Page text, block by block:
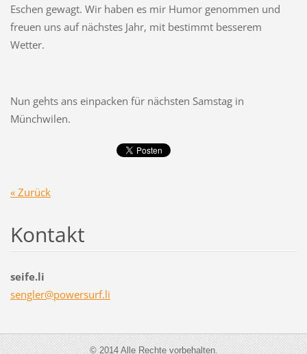
Eschen gewagt. Wir haben es mir Humor genommen und
freuen uns auf nächstes Jahr, mit bestimmt besserem
Wetter.
Nun gehts ans einpacken für nächsten Samstag in
Münchwilen.
« Zurück
Kontakt
seife.li
sengler@powersurf.li
© 2014 Alle Rechte vorbehalten.